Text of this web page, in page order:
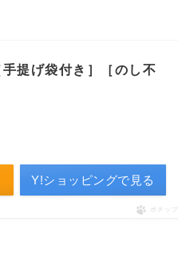
提げ袋付き］［のし不
Y!ショッピングで見る
ポチップ